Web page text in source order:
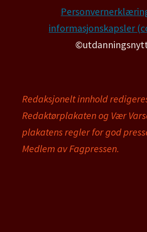
informasjonskapsler
Redaksjonelt innhold
Redaktørplakaten og Vær
plakatens regler for god
Medlem av Fagpressen.